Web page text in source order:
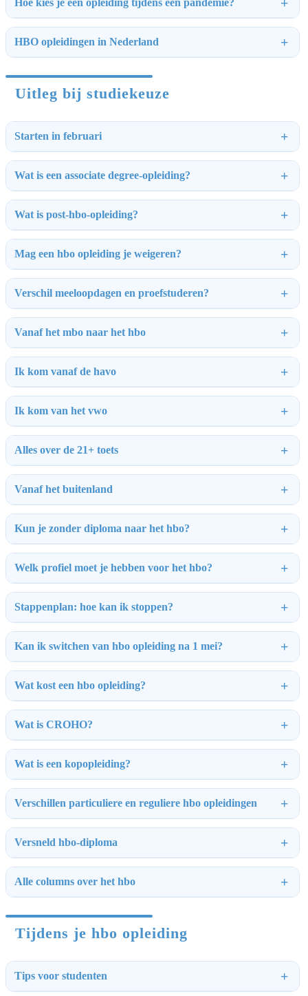
Hoe kies je een opleiding tijdens een pandemie?
HBO opleidingen in Nederland
Uitleg bij studiekeuze
Starten in februari
Wat is een associate degree-opleiding?
Wat is post-hbo-opleiding?
Mag een hbo opleiding je weigeren?
Verschil meeloopdagen en proefstuderen?
Vanaf het mbo naar het hbo
Ik kom vanaf de havo
Ik kom van het vwo
Alles over de 21+ toets
Vanaf het buitenland
Kun je zonder diploma naar het hbo?
Welk profiel moet je hebben voor het hbo?
Stappenplan: hoe kan ik stoppen?
Kan ik switchen van hbo opleiding na 1 mei?
Wat kost een hbo opleiding?
Wat is CROHO?
Wat is een kopopleiding?
Verschillen particuliere en reguliere hbo opleidingen
Versneld hbo-diploma
Alle columns over het hbo
Tijdens je hbo opleiding
Tips voor studenten